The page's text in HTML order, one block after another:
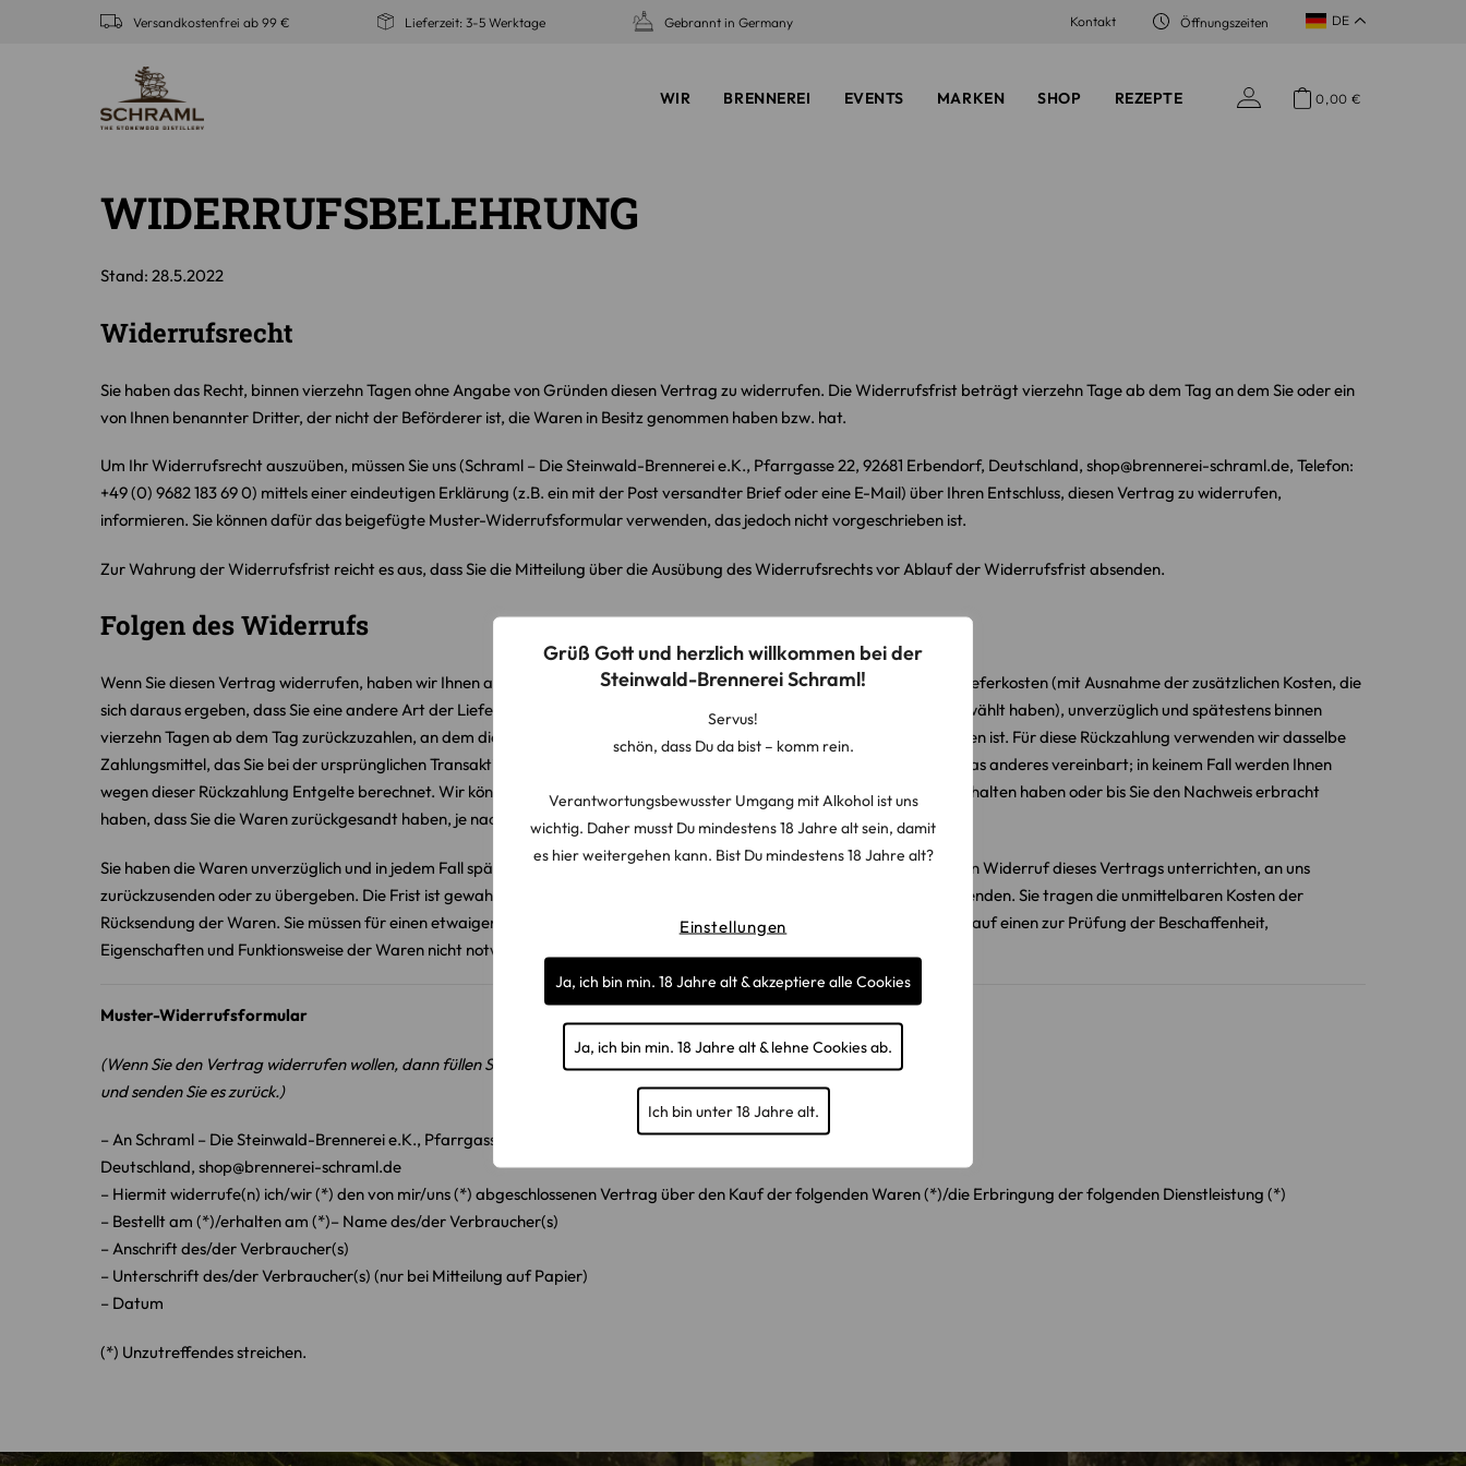
Grüß Gott und herzlich willkommen bei der
Steinwald-Brennerei Schraml!
Servus!
schön, dass Du da bist – komm rein.
Verantwortungsbewusster Umgang mit Alkohol ist uns
wichtig. Daher musst Du mindestens 18 Jahre alt sein, damit
es hier weitergehen kann. Bist Du mindestens 18 Jahre alt?
Ich bin unter 18 Jahre alt.
Einstellungen
Ja, ich bin min. 18 Jahre alt & lehne Cookies ab.
Ja, ich bin min. 18 Jahre alt & akzeptiere alle Cookies
Versandkostenfrei ab 99 € Lieferzeit: 3-5 Werktage Gebrannt in Germany Kontakt Öffnungszeiten DE
WIR BRENNEREI EVENTS MARKEN SHOP REZEPTE 0,00€
WIDERRUFSBELEHRUNG
Stand: 28.5.2022
Widerrufsrecht
Sie haben das Recht, binnen vierzehn Tagen ohne Angabe von Gründen diesen Vertrag zu widerrufen. Die Widerrufsfrist beträgt vierzehn Tage ab dem Tag an dem Sie oder ein
von Ihnen benannter Dritter, der nicht der Beförderer ist, die Waren in Besitz genommen haben bzw. hat.
Um Ihr Widerrufsrecht auszuüben, müssen Sie uns (Schraml – Die Steinwald-Brennerei e.K., Pfarrgasse 22, 92681 Erbendorf, Deutschland, shop@brennerei-schraml.de, Telefon:
+49 (0) 9682 183 69 0) mittels einer eindeutigen Erklärung (z.B. ein mit der Post versandter Brief oder eine E-Mail) über Ihren Entschluss, diesen Vertrag zu widerrufen,
informieren. Sie können dafür das beigefügte Muster-Widerrufsformular verwenden, das jedoch nicht vorgeschrieben ist.
Zur Wahrung der Widerrufsfrist reicht es aus, dass Sie die Mitteilung über die Ausübung des Widerrufsrechts vor Ablauf der Widerrufsfrist absenden.
Folgen des Widerrufs
Wenn Sie diesen Vertrag widerrufen, haben wir Ihnen alle Zahlungen, die wir von Ihnen erhalten haben, einschließlich der Lieferkosten (mit Ausnahme der zusätzlichen Kosten, die
sich daraus ergeben, dass Sie eine andere Art der Lieferung als die von uns angebotene, günstigste Standardlieferung gewählt haben), unverzüglich und spätestens binnen
vierzehn Tagen ab dem Tag zurückzuzahlen, an dem die Mitteilung über Ihren Widerruf dieses Vertrags bei uns eingegangen ist. Für diese Rückzahlung verwenden wir dasselbe
Zahlungsmittel, das Sie bei der ursprünglichen Transaktion eingesetzt haben, es sei denn, mit Ihnen wurde ausdrücklich etwas anderes vereinbart; in keinem Fall werden Ihnen
wegen dieser Rückzahlung Entgelte berechnet. Wir können die Rückzahlung verweigern, bis wir die Waren wieder zurückerhalten haben oder bis Sie den Nachweis erbracht
haben, dass Sie die Waren zurückgesandt haben, je nachdem, welches der frühere Zeitpunkt ist.
Sie haben die Waren unverzüglich und in jedem Fall spätestens binnen vierzehn Tagen ab dem Tag, an dem Sie uns über den Widerruf dieses Vertrags unterrichten, an uns
zurückzusenden oder zu übergeben. Die Frist ist gewahrt, wenn Sie die Waren vor Ablauf der Frist von vierzehn Tagen absenden. Sie tragen die unmittelbaren Kosten der
Rücksendung der Waren. Sie müssen für einen etwaigen Wertverlust der Waren nur aufkommen, wenn dieser Wertverlust auf einen zur Prüfung der Beschaffenheit,
Eigenschaften und Funktionsweise der Waren nicht notwendigen Umgang mit ihnen zurückzuführen ist.
Muster-Widerrufsformular
(Wenn Sie den Vertrag widerrufen wollen, dann füllen Sie bitte dieses Formular aus
und senden Sie es zurück.)
– An Schraml – Die Steinwald-Brennerei e.K., Pfarrgasse 22, 92681 Erbendorf,
Deutschland, shop@brennerei-schraml.de
– Hiermit widerrufe(n) ich/wir (*) den von mir/uns (*) abgeschlossenen Vertrag über den Kauf der folgenden Waren (*)/die Erbringung der folgenden Dienstleistung (*)
– Bestellt am (*)/erhalten am (*)– Name des/der Verbraucher(s)
– Anschrift des/der Verbraucher(s)
– Unterschrift des/der Verbraucher(s) (nur bei Mitteilung auf Papier)
– Datum
(*) Unzutreffendes streichen.